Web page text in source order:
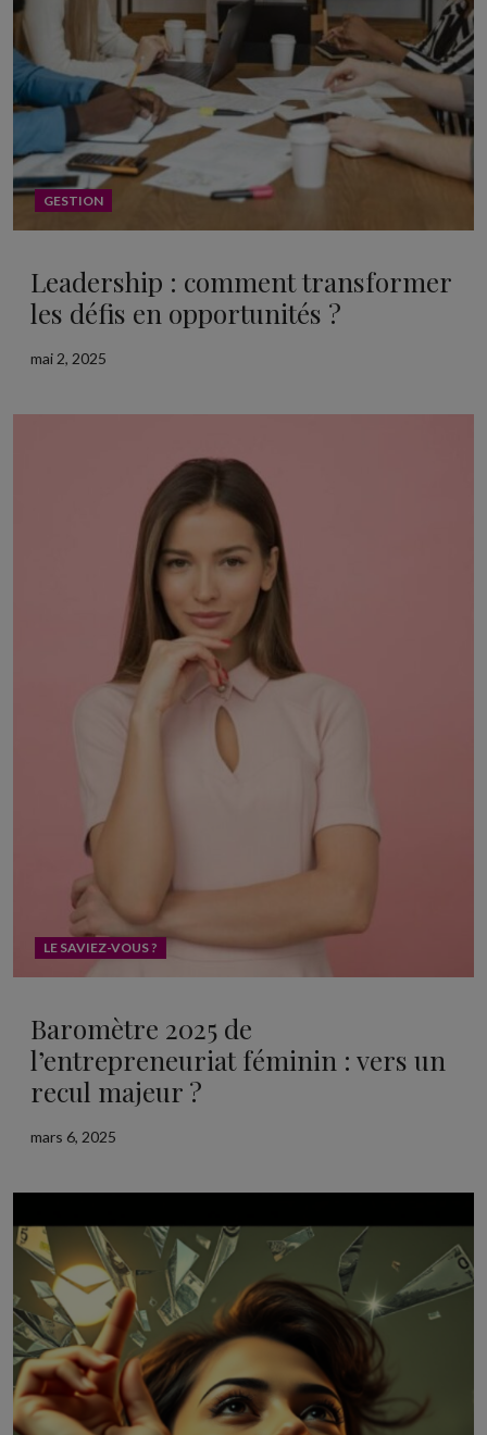
GESTION
Leadership : comment transformer
les défis en opportunités ?
mai 2, 2025
LE SAVIEZ-VOUS ?
Baromètre 2025 de
l’entrepreneuriat féminin : vers un
recul majeur ?
mars 6, 2025